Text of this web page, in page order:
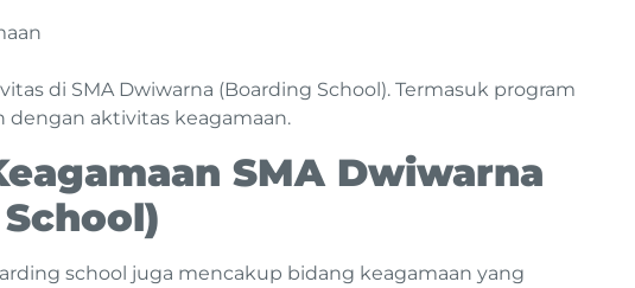
di SMA Dwiwarna (Boarding School). Termasuk program
dengan aktivitas keagamaan.
SMA Dwiwarna
school juga mencakup bidang keagamaan yang